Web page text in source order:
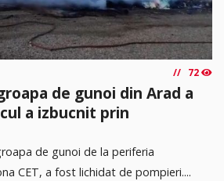
72
de gunoi din Arad a
a izbucnit prin
de gunoi de la periferia
CET, a fost lichidat de pompieri....